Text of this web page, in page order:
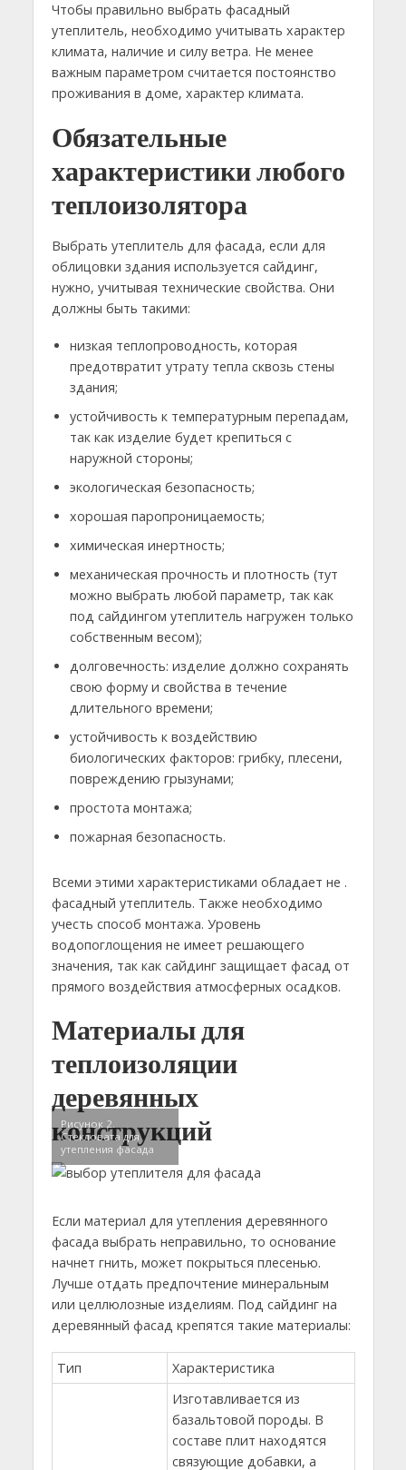
Чтобы правильно выбрать фасадный
утеплитель, необходимо учитывать характер
климата, наличие и силу ветра. Не менее
важным параметром считается постоянство
проживания в доме, характер климата.
Обязательные
характеристики любого
теплоизолятора
Выбрать утеплитель для фасада, если для
облицовки здания используется сайдинг,
нужно, учитывая технические свойства. Они
должны быть такими:
низкая теплопроводность, которая
предотвратит утрату тепла сквозь стены
здания;
устойчивость к температурным перепадам,
так как изделие будет крепиться с
наружной стороны;
экологическая безопасность;
хорошая паропроницаемость;
химическая инертность;
механическая прочность и плотность (тут
можно выбрать любой параметр, так как
под сайдингом утеплитель нагружен только
собственным весом);
долговечность: изделие должно сохранять
свою форму и свойства в течение
длительного времени;
устойчивость к воздействию
биологических факторов: грибку, плесени,
повреждению грызунами;
простота монтажа;
пожарная безопасность.
Всеми этими характеристиками обладает не .
фасадный утеплитель. Также необходимо
учесть способ монтажа. Уровень
водопоглощения не имеет решающего
значения, так как сайдинг защищает фасад от
прямого воздействия атмосферных осадков.
Материалы для
теплоизоляции
деревянных
конструкций
Рисунок 2.
Стекловата для
утепления фасада
Если материал для утепления деревянного
фасада выбрать неправильно, то основание
начнет гнить, может покрыться плесенью.
Лучше отдать предпочтение минеральным
или целлюлозные изделиям. Под сайдинг на
деревянный фасад крепятся такие материалы:
Тип
Характеристика
Изготавливается из
базальтовой породы. В
составе плит находятся
связующие добавки, а